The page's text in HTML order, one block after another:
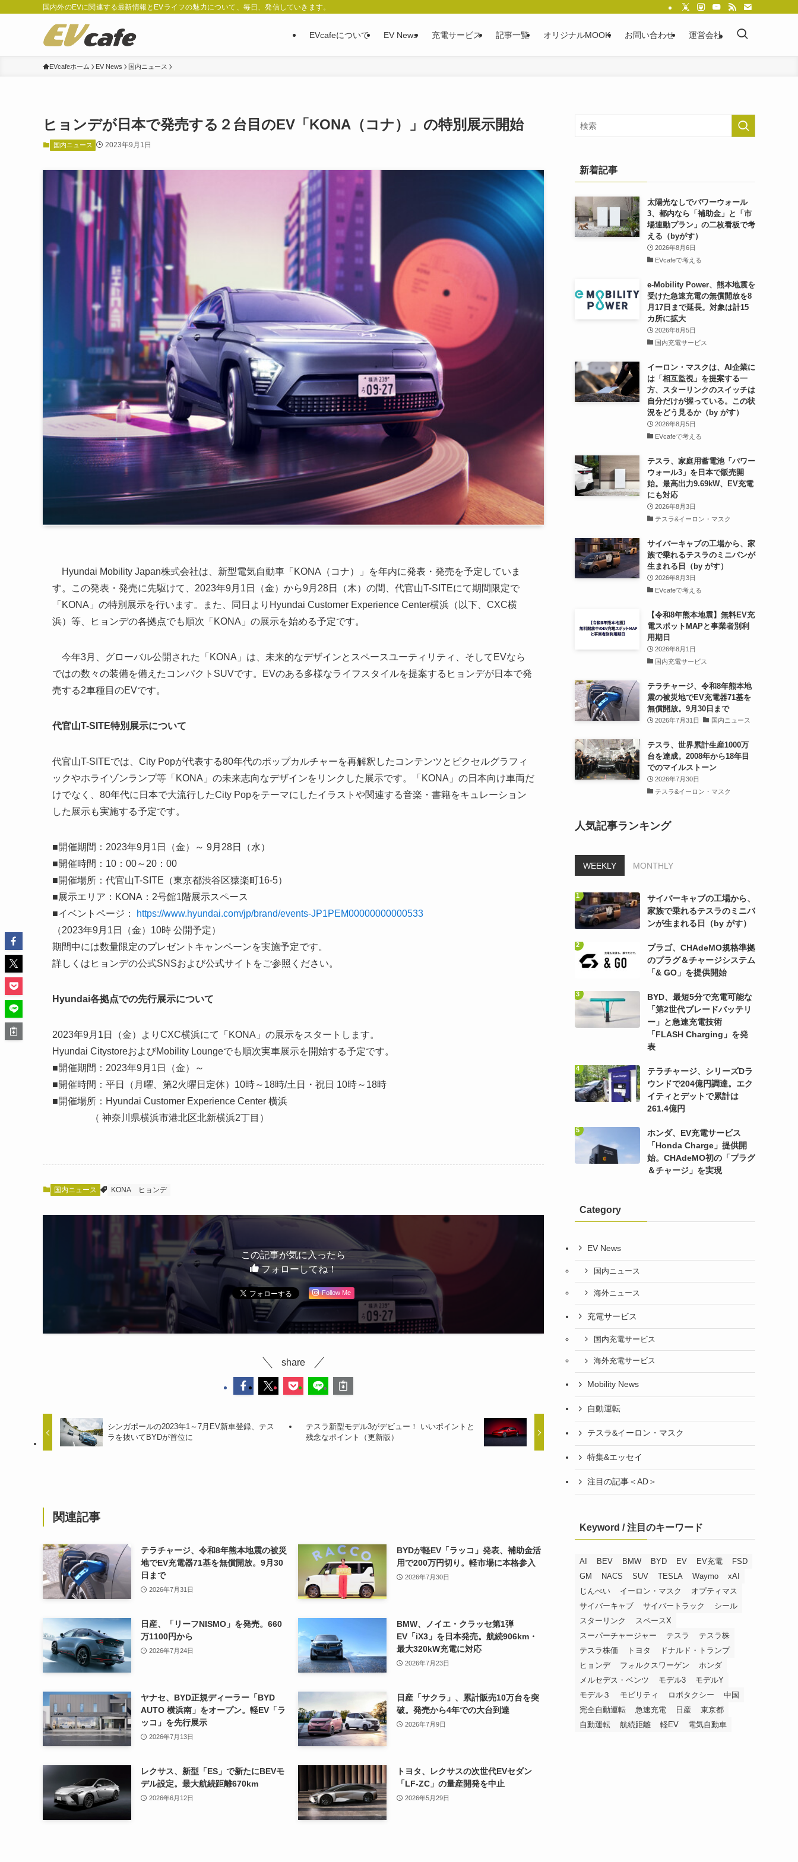
国内外のEVに関連する最新情報とEVライフの魅力について、毎日、発信していきます。
EVcafeについて EV News 充電サービス 記事一覧 オリジナルMOOK お問い合わせ 運営会社
EVcafeホーム EV News 国内ニュース
ヒョンデが日本で発売する２台目のEV「KONA（コナ）」の特別展示開始
国内ニュース 2023年9月1日
Hyundai Mobility Japan株式会社は、新型電気自動車「KONA（コナ）」を年内に発表・発売を予定していま
す。この発表・発売に先駆けて、2023年9月1日（金）から9月28日（木）の間、代官山T-SITEにて期間限定で
「KONA」の特別展示を行います。また、同日よりHyundai Customer Experience Center横浜（以下、CXC横
浜）等、ヒョンデの各拠点でも順次「KONA」の展示を始める予定です。
今年3月、グローバル公開された「KONA」は、未来的なデザインとスペースユーティリティ、そしてEVなら
ではの数々の装備を備えたコンパクトSUVです。EVのある多様なライフスタイルを提案するヒョンデが日本で発
売する2車種目のEVです。
代官山T-SITE特別展示について
代官山T-SITEでは、City Popが代表する80年代のポップカルチャーを再解釈したコンテンツとピクセルグラフィ
ックやホライゾンランプ等「KONA」の未来志向なデザインをリンクした展示です。「KONA」の日本向け車両だ
けでなく、80年代に日本で大流行したCity Popをテーマにしたイラストや関連する音楽・書籍をキュレーション
した展示も実施する予定です。
■開催期間：2023年9月1日（金）～ 9月28日（水）
■開催時間：10：00～20：00
■開催場所：代官山T-SITE（東京都渋谷区猿楽町16-5）
■展示エリア：KONA：2号館1階展示スペース
■イベントページ：
https://www.hyundai.com/jp/brand/events-JP1PEM00000000000533
（2023年9月1日（金）10時 公開予定）
期間中には数量限定のプレゼントキャンペーンを実施予定です。
詳しくはヒョンデの公式SNSおよび公式サイトをご参照ください。
Hyundai各拠点での先行展示について
2023年9月1日（金）よりCXC横浜にて「KONA」の展示をスタートします。
Hyundai CitystoreおよびMobility Loungeでも順次実車展示を開始する予定です。
■開催期間：2023年9月1日（金）～
■開催時間：平日（月曜、第2火曜日定休）10時～18時/土日・祝日 10時～18時
■開催場所：Hyundai Customer Experience Center 横浜
（ 神奈川県横浜市港北区北新横浜2丁目）
国内ニュース KONA ヒョンデ
この記事が気に入ったら
フォローしてね！
Follow Me
share
シンガポールの2023年1～7月EV新車登録、テス
ラを抜いてBYDが首位に
テスラ新型モデル3がデビュー！ いいポイントと
残念なポイント（更新版）
関連記事
テラチャージ、令和8年熊本地震の被災
地でEV充電器71基を無償開放。9月30
日まで
2026年7月31日
BYDが軽EV「ラッコ」発表、補助金活
用で200万円切り。軽市場に本格参入
2026年7月30日
日産、「リーフNISMO」を発売。660
万1100円から
2026年7月24日
BMW、ノイエ・クラッセ第1弾
EV「iX3」を日本発売。航続906km・
最大320kW充電に対応
2026年7月23日
ヤナセ、BYD正規ディーラー「BYD
AUTO 横浜南」をオープン。軽EV「ラ
ッコ」を先行展示
2026年7月13日
日産「サクラ」、累計販売10万台を突
破。発売から4年での大台到達
2026年7月9日
レクサス、新型「ES」で新たにBEVモ
デル設定。最大航続距離670km
2026年6月12日
トヨタ、レクサスの次世代EVセダン
「LF-ZC」の量産開発を中止
2026年5月29日
新着記事
太陽光なしでパワーウォール
3、都内なら「補助金」と「市
場連動プラン」の二枚看板で考
える（byがす）
2026年8月6日
EVcafeで考える
e-Mobility Power、熊本地震を
受けた急速充電の無償開放を8
月17日まで延長。対象は計15
カ所に拡大
2026年8月5日
国内充電サービス
イーロン・マスクは、AI企業に
は「相互監視」を提案する一
方、スターリンクのスイッチは
自分だけが握っている。この状
況をどう見るか（by がす）
2026年8月5日
EVcafeで考える
テスラ、家庭用蓄電池「パワー
ウォール3」を日本で販売開
始。最高出力9.69kW、EV充電
にも対応
2026年8月3日
テスラ&イーロン・マスク
サイバーキャブの工場から、家
族で乗れるテスラのミニバンが
生まれる日（by がす）
2026年8月3日
EVcafeで考える
【令和8年熊本地震】無料EV充
電スポットMAPと事業者別利
用期日
2026年8月1日
国内充電サービス
テラチャージ、令和8年熊本地
震の被災地でEV充電器71基を
無償開放。9月30日まで
2026年7月31日 国内ニュース
テスラ、世界累計生産1000万
台を達成。2008年から18年目
でのマイルストーン
2026年7月30日
テスラ&イーロン・マスク
人気記事ランキング
WEEKLY MONTHLY
サイバーキャブの工場から、
家族で乗れるテスラのミニバ
ンが生まれる日（by がす）
プラゴ、CHAdeMO規格準拠
のプラグ＆チャージシステム
「& GO」を提供開始
BYD、最短5分で充電可能な
「第2世代ブレードバッテリ
ー」と急速充電技術
「FLASH Charging」を発
表
テラチャージ、シリーズDラ
ウンドで204億円調達。エク
イティとデットで累計は
261.4億円
ホンダ、EV充電サービス
「Honda Charge」提供開
始。CHAdeMO初の「プラグ
＆チャージ」を実現
Category
EV News
国内ニュース
海外ニュース
充電サービス
国内充電サービス
海外充電サービス
Mobility News
自動運転
テスラ&イーロン・マスク
特集&エッセイ
注目の記事＜AD＞
Keyword / 注目のキーワード
AI BEV BMW BYD EV EV充電
FSD
GM
NACS SUV TESLA Waymo
xAI
じんべい
イーロン・マスク
オプティマス
サイバーキャブ
サイバートラック
シール
スターリンク
スペースX
スーパーチャージャー
テスラ
テスラ株
テスラ株価
トヨタ
ドナルド・トランプ
ヒョンデ
フォルクスワーゲン
ホンダ
メルセデス・ベンツ
モデル3
モデルY
モデル３
モビリティ ロボタクシー
中国
完全自動運転
急速充電 日産
東京都
自動運転
航続距離 軽EV 電気自動車